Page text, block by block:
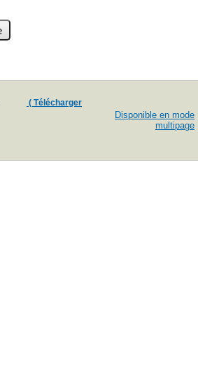
( Télécharger
Disponible en mode
multipage